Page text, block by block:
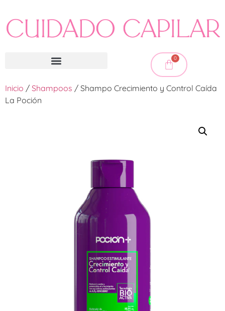
0
Inicio / Shampoos / Shampo Crecimiento y Control Caída
La Poción